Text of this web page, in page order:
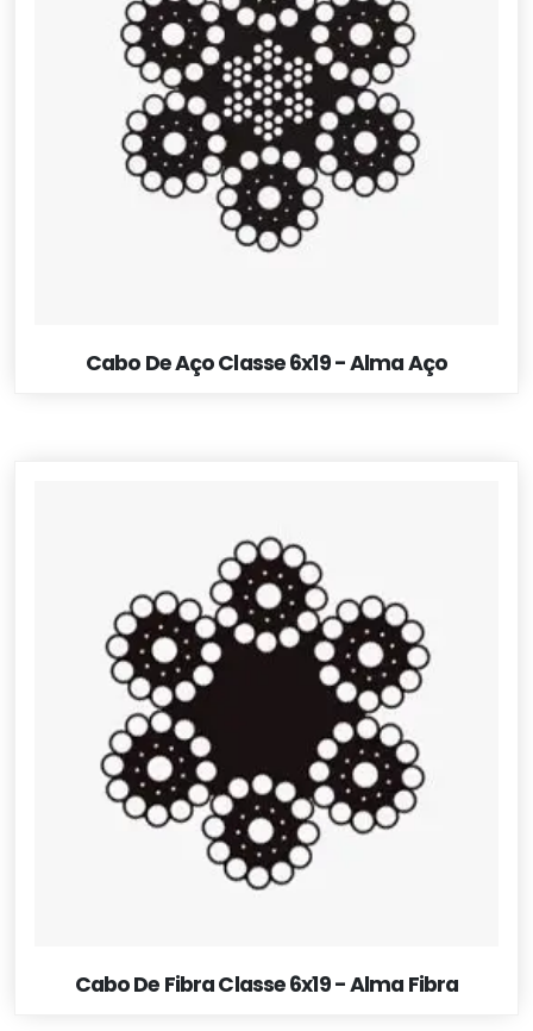
Cabo De Aço Classe 6x19 - Alma Aço
Cabo De Fibra Classe 6x19 - Alma Fibra